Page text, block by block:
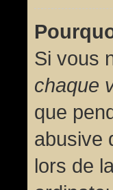
Si vous
chaque
que
abusive
lors de